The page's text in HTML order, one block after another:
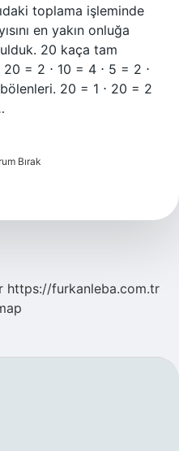
toplama işleminde
en yakın onluğa
20 kaça tam
= 2 ⋅ 10 = 4 ⋅ 5 = 2 ⋅
20 = 1 ⋅ 20 = 2
Bırak
https://furkanleba.com.tr